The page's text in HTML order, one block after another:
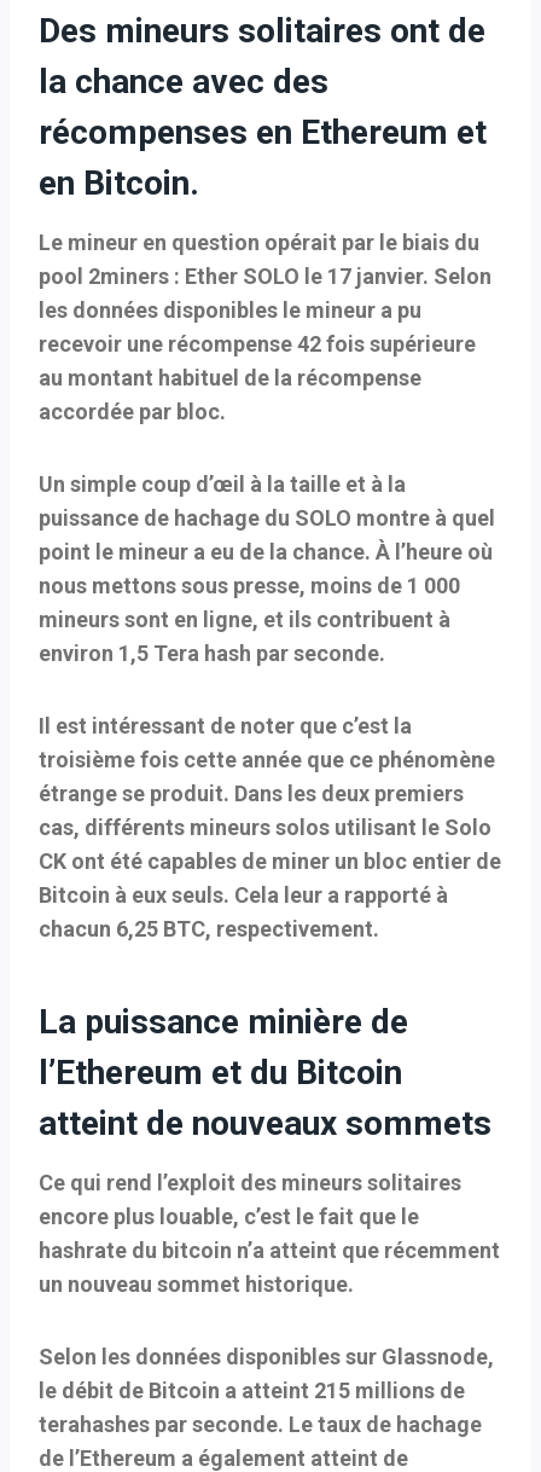
Des mineurs solitaires ont de
la chance avec des
récompenses en Ethereum et
en Bitcoin.
Le mineur en question opérait par le biais du
pool 2miners : Ether SOLO le 17 janvier. Selon
les données disponibles le mineur a pu
recevoir une récompense 42 fois supérieure
au montant habituel de la récompense
accordée par bloc.
Un simple coup d’œil à la taille et à la
puissance de hachage du SOLO montre à quel
point le mineur a eu de la chance. À l’heure où
nous mettons sous presse, moins de 1 000
mineurs sont en ligne, et ils contribuent à
environ 1,5 Tera hash par seconde.
Il est intéressant de noter que c’est la
troisième fois cette année que ce phénomène
étrange se produit. Dans les deux premiers
cas, différents mineurs solos utilisant le Solo
CK ont été capables de miner un bloc entier de
Bitcoin à eux seuls. Cela leur a rapporté à
chacun 6,25 BTC, respectivement.
La puissance minière de
l’Ethereum et du Bitcoin
atteint de nouveaux sommets
Ce qui rend l’exploit des mineurs solitaires
encore plus louable, c’est le fait que le
hashrate du bitcoin n’a atteint que récemment
un nouveau sommet historique.
Selon les données disponibles sur Glassnode,
le débit de Bitcoin a atteint 215 millions de
terahashes par seconde. Le taux de hachage
de l’Ethereum a également atteint de